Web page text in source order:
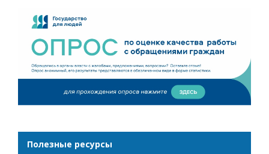
Полезные ресурсы